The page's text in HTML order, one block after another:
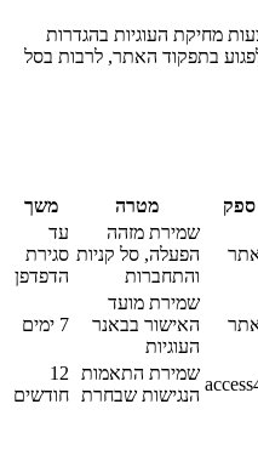
מחיקת העוגיות בהגדרות
לפגוע בתפקוד האתר, לרבות בסל
ספק מטרה משך
שמירת מזהה
הפעלה, סל קניות
והתחברות
עד
סגירת
הדפדפן
שמירת מועד
האישור בבאנר
העוגיות
7 ימים
שמירת התאמות
הנגישות שבחרת
12
חודשים